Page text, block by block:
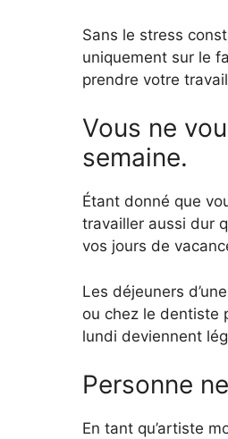
Sans le stress
uniquement sur le
prendre votre
Vous ne
semaine.
Étant donné que
travailler aussi dur
vos jours de
Les déjeuners
ou chez le dentiste
lundi deviennent
Personne
En tant qu’artiste